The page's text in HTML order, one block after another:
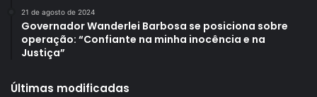
21 de agosto de 2024
Governador Wanderlei Barbosa se posiciona sobre
operação: “Confiante na minha inocência e na
Justiça”
Últimas modificadas